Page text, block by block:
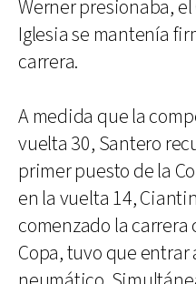
Werner presionaba, el
Iglesia se mantenía
carrera.
A medida que la
vuelta 30, Santero
primer puesto de la
en la vuelta 14,
comenzado la carrera
Copa, tuvo que entrar